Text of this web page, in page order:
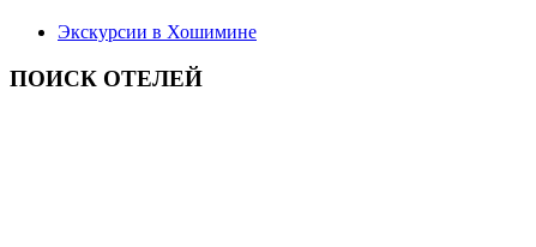
Экскурсии в Хошимине
ПОИСК ОТЕЛЕЙ